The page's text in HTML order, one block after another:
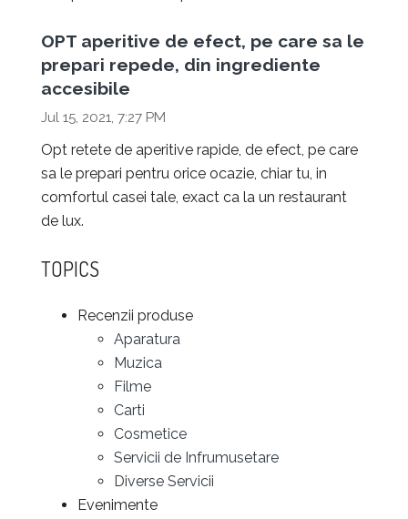
OPT aperitive de efect, pe care sa le
prepari repede, din ingrediente
accesibile
Jul 15, 2021, 7:27 PM
Opt retete de aperitive rapide, de efect, pe care
sa le prepari pentru orice ocazie, chiar tu, in
comfortul casei tale, exact ca la un restaurant
de lux.
TOPICS
Recenzii produse
Aparatura
Muzica
Filme
Carti
Cosmetice
Servicii de Infrumusetare
Diverse Servicii
Evenimente